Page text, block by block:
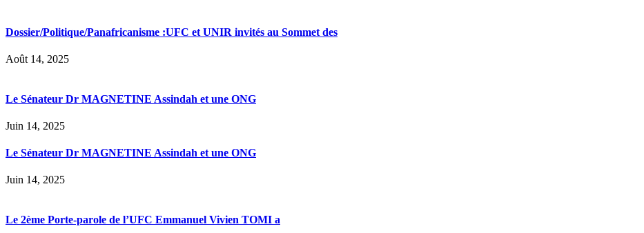
Dossier/Politique/Panafricanisme :UFC et UNIR invités au Sommet des
Août 14, 2025
Le Sénateur Dr MAGNETINE Assindah et une ONG
Juin 14, 2025
Le Sénateur Dr MAGNETINE Assindah et une ONG
Juin 14, 2025
Le 2ème Porte-parole de l’UFC Emmanuel Vivien TOMI a